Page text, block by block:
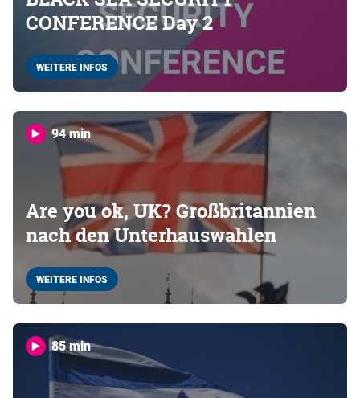
CONFERENCE Day 2
WEITERE INFOS
94 min
Are you ok, UK? Großbritannien
nach den Unterhauswahlen
WEITERE INFOS
85 min